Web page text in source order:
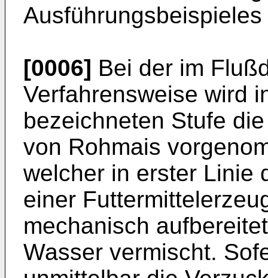
[0006] Bei der im
Verfahrensweise wird
bezeichneten Stufe
von Rohmais
welcher in erster Linie
einer
mechanisch
Wasser vermischt.